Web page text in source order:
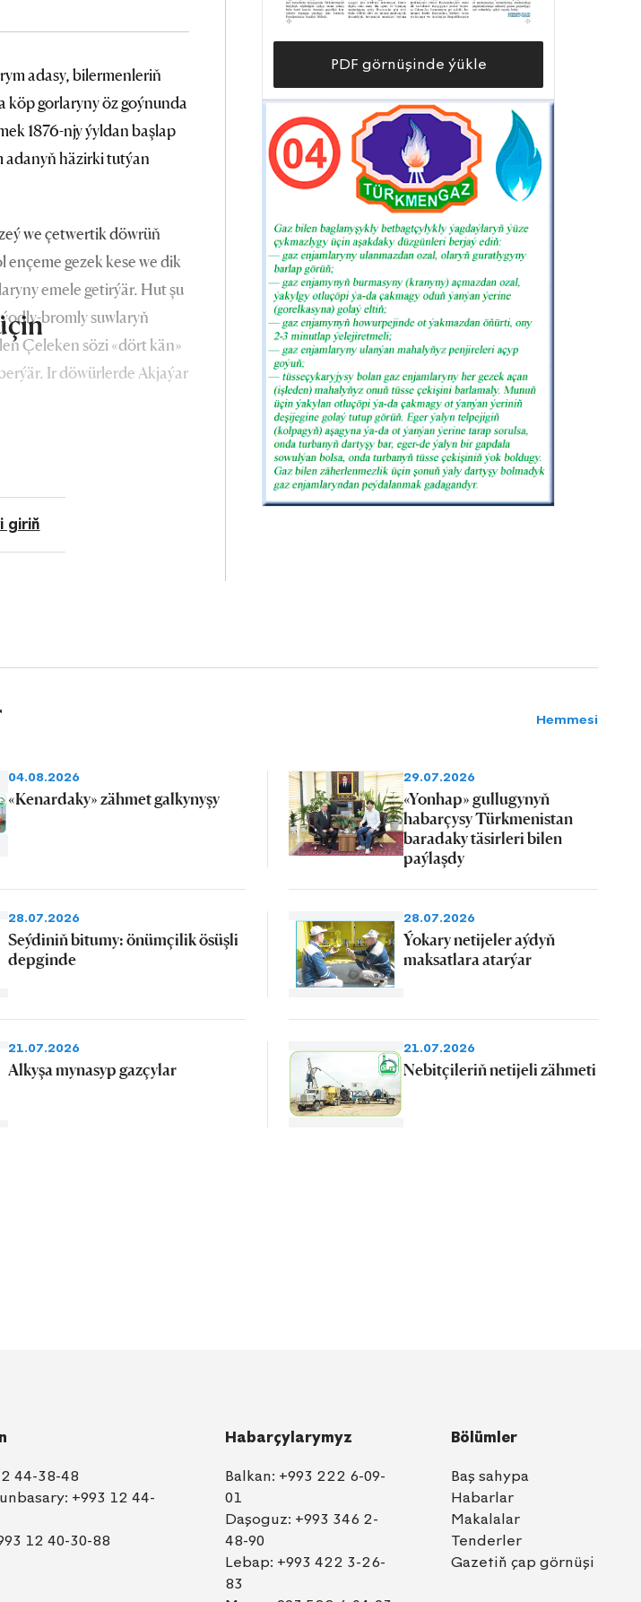
adasy, bilermenleriň
köp gorlaryny öz goýnunda
1876-njy ýyldan başlap
adanyň häzirki tutýan
we çetwertik döwrüň
gezek kese we dik
emele getirýär. Hut şu
bromly suwlaryň
Çeleken sözi «dört kän»
Ir döwürlerde Akjaýar
onlarça ýyllar bäri
giriň
PDF görnüşinde ýükle
Hemmesi
04.08.2026
«Kenardaky» zähmet galkynyşy
29.07.2026
«Yonhap» gullugynyň
habarçysy Türkmenistan
baradaky täsirleri bilen
paýlaşdy
28.07.2026
Seýdiniň bitumy: önümçilik ösüşli
depginde
28.07.2026
Ýokary netijeler aýdyň
maksatlara atarýar
21.07.2026
Alkyşa mynasyp gazçylar
21.07.2026
Nebitçileriň netijeli zähmeti
44-38-48
+993 12 44-
12 40-30-88
Habarçylarymyz
Balkan: +993 222 6-09-
01
Daşoguz: +993 346 2-
48-90
Lebap: +993 422 3-26-
83
Bölümler
Baş sahypa
Habarlar
Makalalar
Tenderler
Gazetiň çap görnüşi